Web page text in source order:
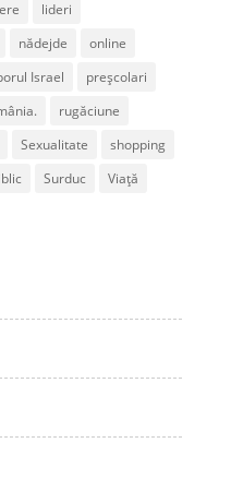
lideri
nădejde
online
Israel
preșcolari
rugăciune
Sexualitate
shopping
Surduc Viață